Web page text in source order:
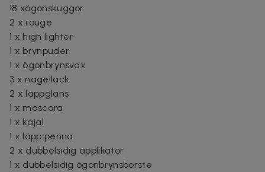
18 xögonskuggor
2 x rouge
1 x high lighter
1 x brynpuder
1 x ögonbrynsvax
3 x nagellack
2 x läppglans
1 x mascara
1 x kajal
1 x läpp penna
2 x dubbelsidig applikator
1 x dubbelsidig ögonbrynsborste